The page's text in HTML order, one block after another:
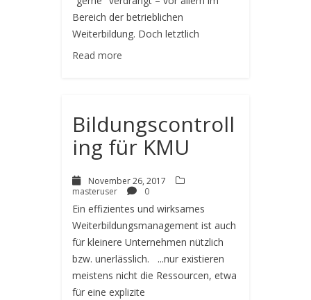
Bereich der betrieblichen
Weiterbildung. Doch letztlich
Read more
Bildungscontroll
ing für KMU
November 26, 2017
masteruser
0
Ein effizientes und wirksames
Weiterbildungsmanagement ist auch
für kleinere Unternehmen nützlich
bzw. unerlässlich. ...nur existieren
meistens nicht die Ressourcen, etwa
für eine explizite